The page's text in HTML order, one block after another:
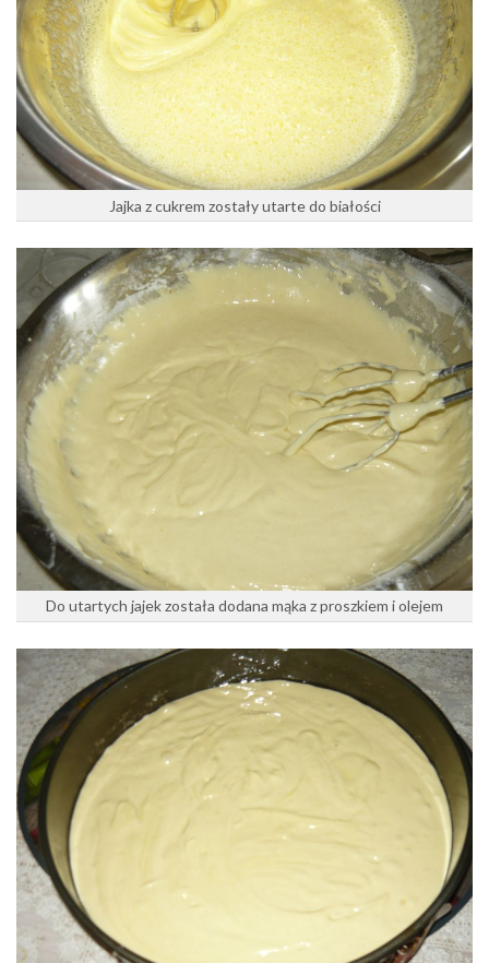
Jajka z cukrem zostały utarte do białości
Do utartych jajek została dodana mąka z proszkiem i olejem